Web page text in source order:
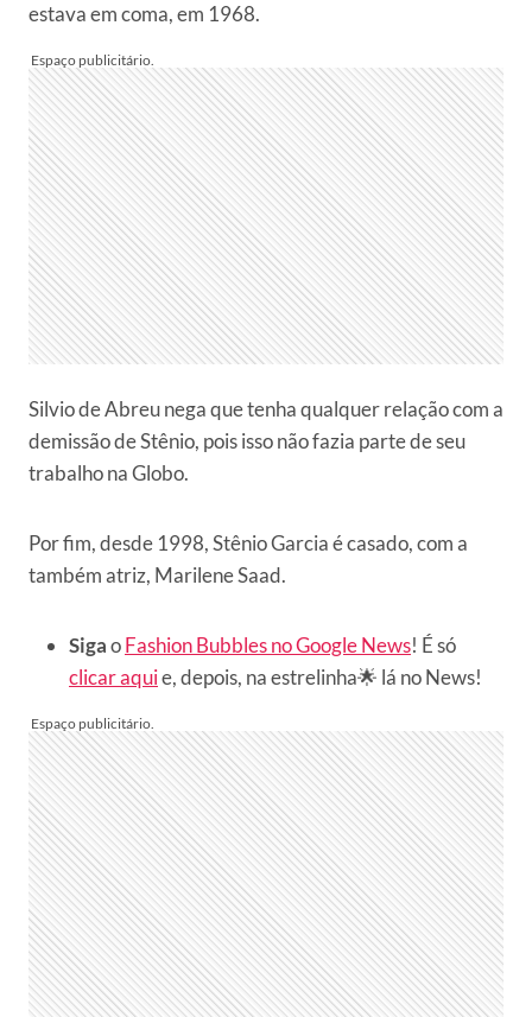
estava em coma, em 1968.
Silvio de Abreu nega que tenha qualquer relação com a
demissão de Stênio, pois isso não fazia parte de seu
trabalho na Globo.
Por fim, desde 1998, Stênio Garcia é casado, com a
também atriz, Marilene Saad.
SigaoFashion Bubbles no Google News! É só
clicar aquie, depois, na estrelinha🌟 lá no News!